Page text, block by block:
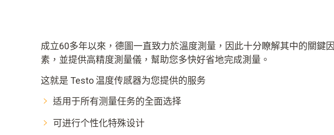
成立60多年以來，德圖一直致力於溫度測量，因此十分瞭解其中的關鍵因
素，並提供高精度測量儀，幫助您多快好省地完成測量。
这就是 Testo 温度传感器为您提供的服务
适用于所有测量任务的全面选择
可进行个性化特殊设计